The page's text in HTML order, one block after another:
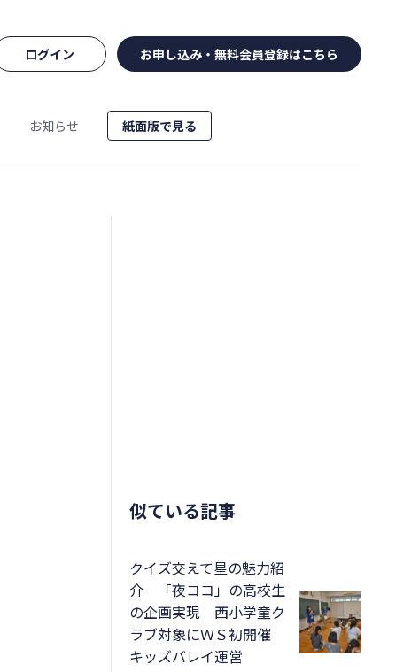
ログイン お申し込み・無料会員登録はこちら
お知らせ 紙面版で見る
似ている記事
クイズ交えて星の魅力紹
介 「夜ココ」の高校生
の企画実現 西小学童ク
ラブ対象にＷＳ初開催
キッズバレイ運営